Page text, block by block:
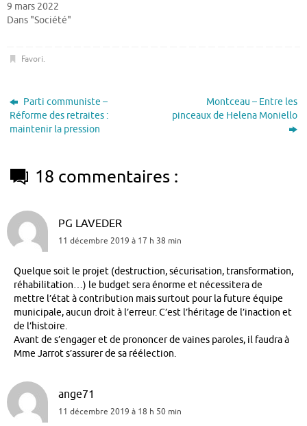
9 mars 2022
Dans "Société"
Favori.
Parti communiste –
Réforme des retraites :
maintenir la pression
Montceau – Entre les
pinceaux de Helena Moniello
18 commentaires :
PG LAVEDER
11 décembre 2019 à 17 h 38 min
Quelque soit le projet (destruction, sécurisation, transformation,
réhabilitation…) le budget sera énorme et nécessitera de
mettre l’état à contribution mais surtout pour la future équipe
municipale, aucun droit à l’erreur. C’est l’héritage de l’inaction et
de l’histoire.
Avant de s’engager et de prononcer de vaines paroles, il faudra à
Mme Jarrot s’assurer de sa réélection.
ange71
11 décembre 2019 à 18 h 50 min